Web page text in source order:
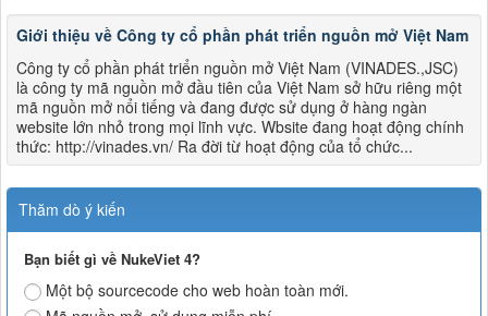
Giới thiệu về Công ty cổ phần phát triển nguồn mở Việt Nam
Công ty cổ phần phát triển nguồn mở Việt Nam (VINADES.,JSC)
là công ty mã nguồn mở đầu tiên của Việt Nam sở hữu riêng một
mã nguồn mở nổi tiếng và đang được sử dụng ở hàng ngàn
website lớn nhỏ trong mọi lĩnh vực. Wbsite đang hoạt động chính
thức: http://vinades.vn/ Ra đời từ hoạt động của tổ chức...
Thăm dò ý kiến
Bạn biết gì về NukeViet 4?
Một bộ sourcecode cho web hoàn toàn mới.